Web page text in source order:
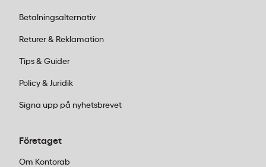
ringpärm?
En demonstrationsbok som Durable Duralook Plus 10
har fasta insvetsade plastfickor och är avsedd för
ringpärm har löstagbara fickor och passar bättre
när innehållet behöver uppdateras ofta.
Betalningsalternativ
Returer & Reklamation
Tips & Guider
Policy & Juridik
Signa upp på nyhetsbrevet
Företaget
Om Kontorab